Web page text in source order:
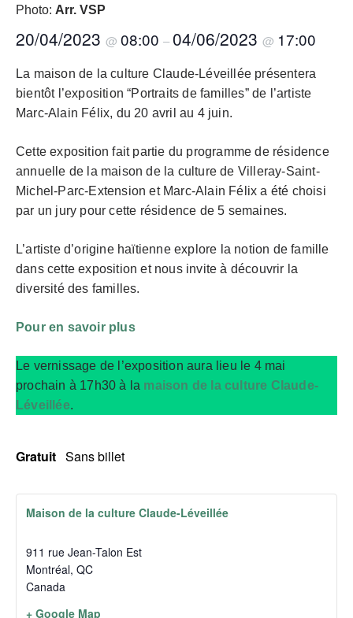
Photo: Arr. VSP
20/04/2023 @ 08:00 – 04/06/2023 @ 17:00
La maison de la culture Claude-Léveillée présentera
bientôt l’exposition “Portraits de familles” de l’artiste
Marc-Alain Félix, du 20 avril au 4 juin.
Cette exposition fait partie du programme de résidence
annuelle de la maison de la culture de Villeray-Saint-
Michel-Parc-Extension et Marc-Alain Félix a été choisi
par un jury pour cette résidence de 5 semaines.
L’artiste d’origine haïtienne explore la notion de famille
dans cette exposition et nous invite à découvrir la
diversité des familles.
Pour en savoir plus
Le vernissage de l’exposition aura lieu le 4 mai
prochain à 17h30 à la maison de la culture Claude-
Léveillée.
Gratuit Sans billet
Maison de la culture Claude-Léveillée
911 rue Jean-Talon Est
Montréal, QC
Canada
+ Google Map